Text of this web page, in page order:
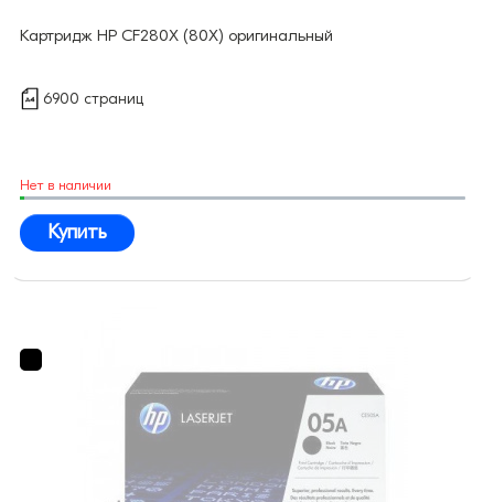
Картридж HP CF280X (80X) оригинальный
6900 страниц
Нет в наличии
Купить